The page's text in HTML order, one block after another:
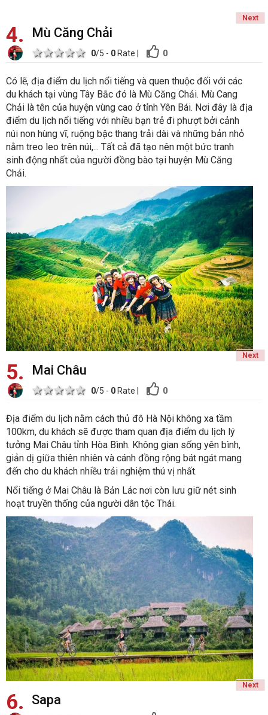
Next
4 Mù Căng Chải
5 stars
4 stars
3 stars
2 stars
1 star 0/5 - 0Rate 0
Có lẽ, địa điểm du lịch nổi tiếng và quen thuộc đối với các
du khách tại vùng Tây Bắc đó là Mù Căng Chải. Mù Cang
Chải là tên của huyện vùng cao ở tỉnh Yên Bái. Nơi đây là địa
điểm du lịch nổi tiếng với nhiều bạn trẻ đi phượt bởi cảnh
núi non hùng vĩ, ruộng bậc thang trải dài và những bản nhỏ
nằm treo leo trên núi,... Tất cả đã tạo nên một bức tranh
sinh động nhất của người đồng bào tại huyện Mù Căng
Chải.
Next
5 Mai Châu
5 stars
4 stars
3 stars
2 stars
1 star 0/5 - 0Rate 0
Địa điểm du lịch nằm cách thủ đô Hà Nội không xa tầm
100km, du khách sẽ được tham quan địa điểm du lịch lý
tưởng Mai Châu tỉnh Hòa Bình. Không gian sống yên bình,
giản dị giữa thiên nhiên và cánh đồng rộng bát ngát mang
đến cho du khách nhiều trải nghiệm thú vị nhất.
Nổi tiếng ở Mai Châu là Bản Lác nơi còn lưu giữ nét sinh
hoạt truyền thống của người dân tộc Thái.
Next
6 Sapa